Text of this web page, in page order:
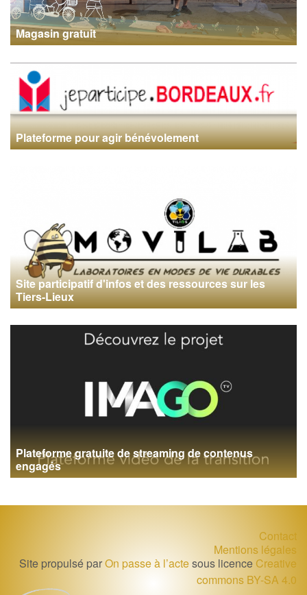
Magasin gratuit
Plateforme pour agir bénévolement
Site participatif d'infos et des ressources sur les
Tiers-Lieux
Plateforme gratuite de streaming de contenus
engagés
Contact
Mentions légales
Site propulsé parOn passe à l’actesous licence Creative
commons BY-SA 4.0